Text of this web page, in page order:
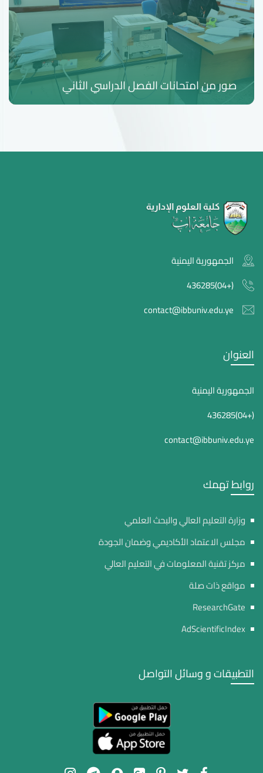
صور من امتحانات الفصل الدراسي الثاني
الجمهورية اليمنية
(+04)436285
contact@ibbuniv.edu.ye
العنوان
الجمهورية اليمنية
(+04)436285
contact@ibbuniv.edu.ye
روابط تهمك
وزارة التعليم العالي والبحث العلمي
مجلس الاعتماد الأكاديمي وضمان الجودة
مركز تقنية المعلومات في التعليم العالي
مواقع ذات صلة
ResearchGate
AdScientificIndex
التطبيقات و وسائل التواصل